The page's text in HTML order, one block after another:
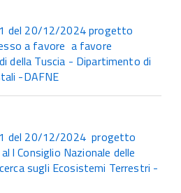
del 20/12/2024 progetto
a favore a favore
della Tuscia - Dipartimento di
-DAFNE
del 20/12/2024 progetto
l Consiglio Nazionale delle
sugli Ecosistemi Terrestri -